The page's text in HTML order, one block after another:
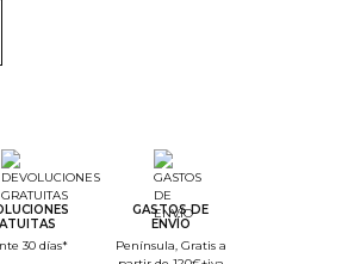
30 días*
GASTOS DE
ENVÍO
Península, Gratis a